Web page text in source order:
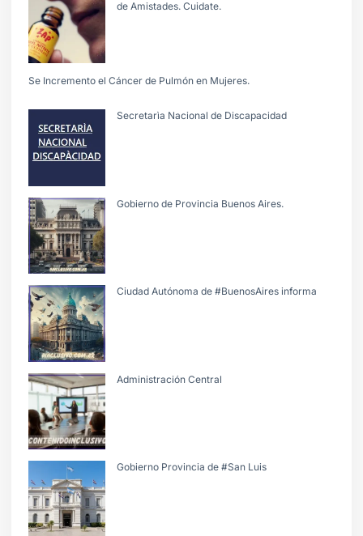
de Amistades. Cuidate.
Se Incremento el Cáncer de Pulmón en Mujeres.
Secretarìa Nacional de Discapacidad
Gobierno de Provincia Buenos Aires.
Ciudad Autónoma de #BuenosAires informa
Administración Central
Gobierno Provincia de #San Luis